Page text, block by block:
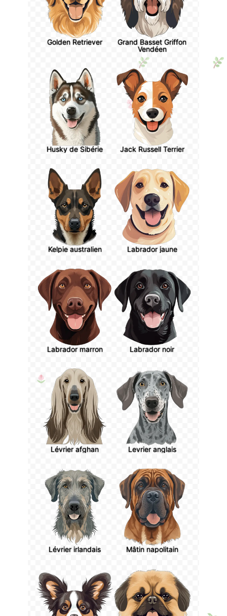
Golden Retriever
Grand Basset Griffon
Vendéen
Husky de Sibérie Jack Russell Terrier
Kelpie australien Labrador jaune
Labrador marron Labrador noir
Lévrier afghan Levrier anglais
Lévrier irlandais Mâtin napolitain